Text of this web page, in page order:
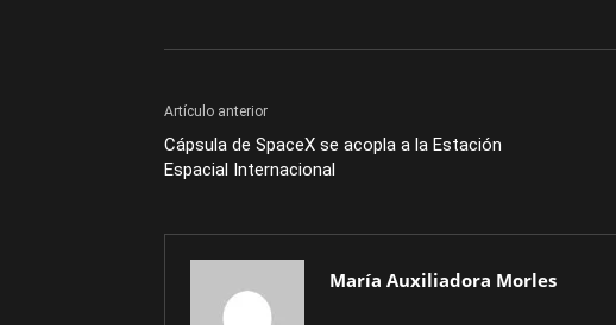
Artículo anterior
Cápsula de SpaceX se acopla a la Estación
Espacial Internacional
María Auxiliadora Morles